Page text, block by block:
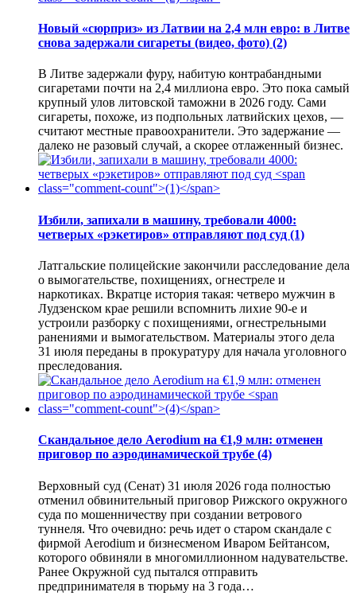
Новый «сюрприз» из Латвии на 2,4 млн евро: в Литве
снова задержали сигареты (видео, фото) (2)
В Литве задержали фуру, набитую контрабандными
сигаретами почти на 2,4 миллиона евро. Это пока самый
крупный улов литовской таможни в 2026 году. Сами
сигареты, похоже, из подпольных латвийских цехов, —
считают местные правоохранители. Это задержание —
далеко не разовый случай, а скорее отлаженный бизнес.
Избили, запихали в машину, требовали 4000:
четверых «рэкетиров» отправляют под суд (1)
Латгальские полицейские закончили расследование дела
о вымогательстве, похищениях, огнестреле и
наркотиках. Вкратце история такая: четверо мужчин в
Лудзенском крае решили вспомнить лихие 90-е и
устроили разборку с похищениями, огнестрельными
ранениями и вымогательством. Материалы этого дела
31 июля переданы в прокуратуру для начала уголовного
преследования.
Скандальное дело Aerodium на €1,9 млн: отменен
приговор по аэродинамической трубе (4)
Верховный суд (Сенат) 31 июля 2026 года полностью
отменил обвинительный приговор Рижского окружного
суда по мошенничеству при создании ветрового
туннеля. Что очевидно: речь идет о старом скандале с
фирмой Aerodium и бизнесменом Иваром Бейтансом,
которого обвиняли в многомиллионном надувательстве.
Ранее Окружной суд пытался отправить
предпринимателя в тюрьму на 3 года…